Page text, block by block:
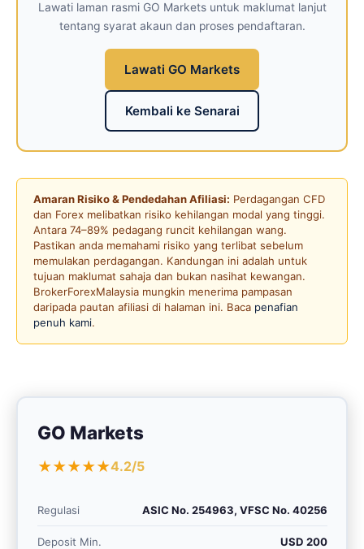
Lawati laman rasmi GO Markets untuk maklumat lanjut
tentang syarat akaun dan proses pendaftaran.
Lawati GO Markets
Kembali ke Senarai
Amaran Risiko & Pendedahan Afiliasi: Perdagangan CFD
dan Forex melibatkan risiko kehilangan modal yang tinggi.
Antara 74–89% pedagang runcit kehilangan wang.
Pastikan anda memahami risiko yang terlibat sebelum
memulakan perdagangan. Kandungan ini adalah untuk
tujuan maklumat sahaja dan bukan nasihat kewangan.
BrokerForexMalaysia mungkin menerima pampasan
daripada pautan afiliasi di halaman ini. Baca penafian
penuh kami.
GO Markets
★★★★★4.2/5
Regulasi ASIC No. 254963, VFSC No. 40256
Deposit Min. USD 200